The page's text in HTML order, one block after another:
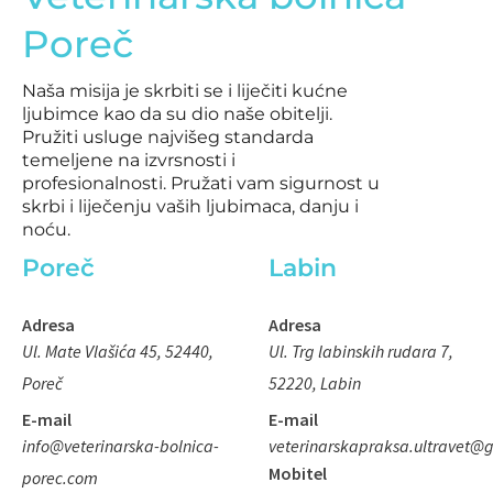
e
b
o
k
-
s
q
u
a
e
t
a
r
a
m
Poreč
Naša misija je skrbiti se i liječiti kućne
ljubimce kao da su dio naše obitelji.
Pružiti usluge najvišeg standarda
temeljene na izvrsnosti i
profesionalnosti. Pružati vam sigurnost u
skrbi i liječenju vaših ljubimaca, danju i
noću.
Poreč
Adresa
Ul. Mate Vlašića 45, 52440,
Poreč
E-mail
info@veterinarska-bolnica-
porec.com
Labin
Adresa
Ul. Trg labinskih rudara 7,
52220, Labin
E-mail
Mobitel